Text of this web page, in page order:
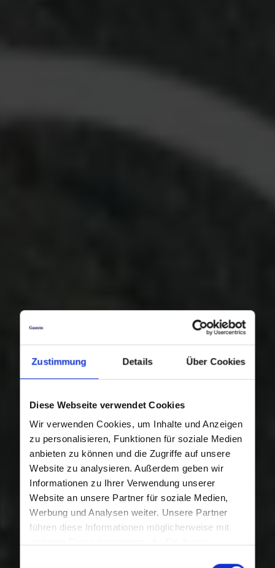
Zustimmung Details Über Cookies
Diese Webseite verwendet Cookies
Wir verwenden Cookies, um Inhalte und Anzeigen
zu personalisieren, Funktionen für soziale Medien
anbieten zu können und die Zugriffe auf unsere
Website zu analysieren. Außerdem geben wir
Informationen zu Ihrer Verwendung unserer
Website an unsere Partner für soziale Medien,
Werbung und Analysen weiter. Unsere Partner
führen diese Informationen möglicherweise mit